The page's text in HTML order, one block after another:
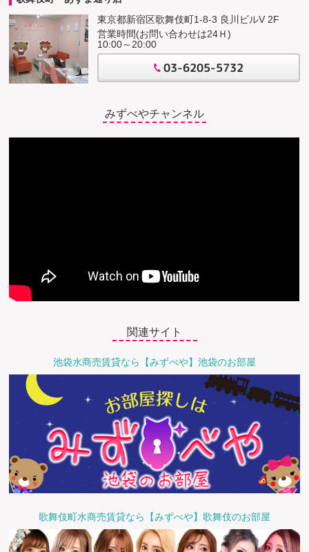
東京都新宿区歌舞伎町1-8-3 良川ビルV 2F
営業時間(お問い合わせは24Ｈ)
10:00～20:00
03-6205-5732
みずべやチャンネル
関連サイト
池袋水商売賃貸なら【みずべや】池袋のお部屋
歌舞伎町水商売賃貸なら【みずべや】歌舞伎のお部屋